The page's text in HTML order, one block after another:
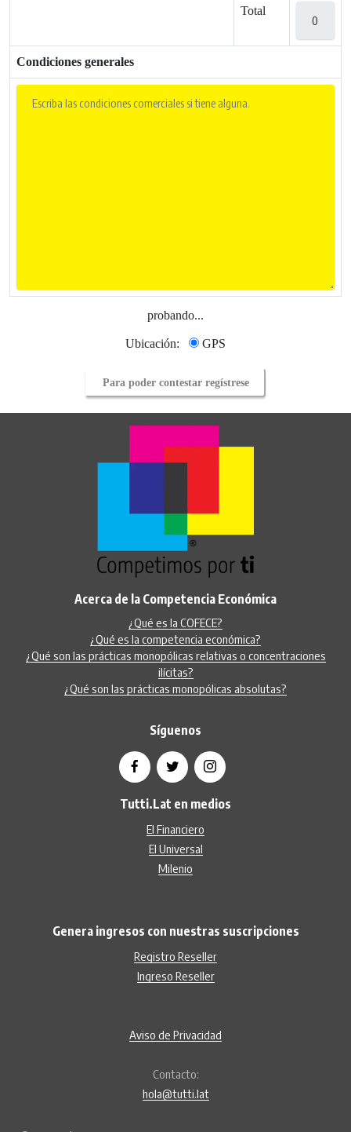
Total
Condiciones generales
probando...
Ubicación: GPS
Para poder contestar regístrese
Acerca de la Competencia Económica
¿Qué es la COFECE?
¿Qué es la competencia económica?
¿Qué son las prácticas monopólicas relativas o concentraciones
ilícitas?
¿Qué son las prácticas monopólicas absolutas?
Síguenos
Tutti.Lat en medios
El Financiero
El Universal
Milenio
Genera ingresos con nuestras suscripciones
Registro Reseller
Ingreso Reseller
Aviso de Privacidad
Contacto:
hola@tutti.lat